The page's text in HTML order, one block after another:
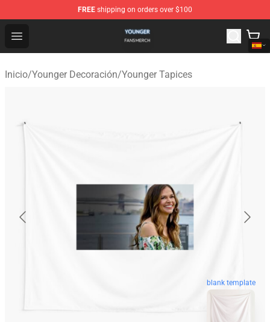
FREE shipping on orders over $100
Open menu
Younger Shop - Official Younger Merchandise Store
Inicio/Younger Decoración/Younger Tapices
blank template